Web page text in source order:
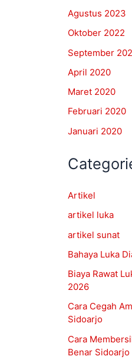
Agustus 2023
Oktober 2022
September
April 2020
Maret 2020
Februari 2020
Januari 2020
Artikel
artikel luka
artikel sunat
Bahaya Luka
Biaya Rawat
2026
Cara Cegah
Sidoarjo
Cara
Benar Sidoarjo